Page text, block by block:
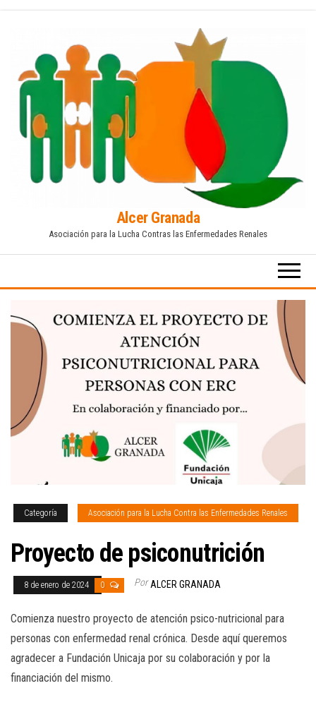
contenido
Alcer Granada
Asociación para la Lucha Contras las Enfermedades Renales
Categoría Asociación para la Lucha Contra las Enfermedades Renales
Proyecto de psiconutrición
8 de enero de 2024 0 Por ALCER GRANADA
Comienza nuestro proyecto de atención psico-nutricional para
personas con enfermedad renal crónica. Desde aquí queremos
agradecer a Fundación Unicaja por su colaboración y por la
financiación del mismo.